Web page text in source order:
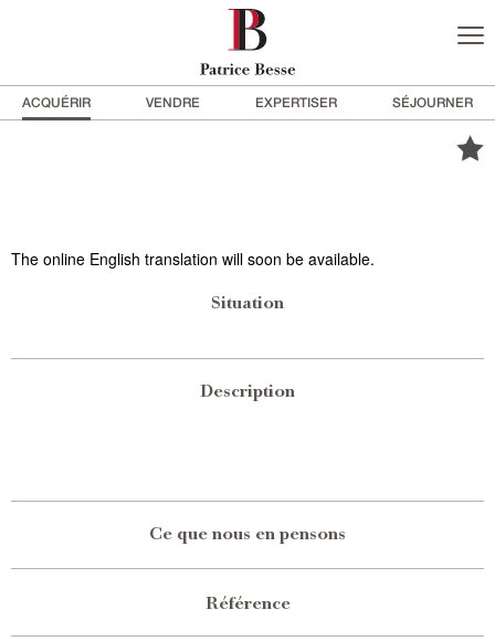
ACQUÉRIR VENDRE EXPERTISER SÉJOURNER
The online English translation will soon be available.
Situation
Description
Ce que nous en pensons
Référence